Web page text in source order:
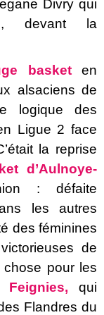
Divry qui
devant la
basketen
alsaciens de
logique des
Ligue 2 face
la reprise
d’Aulnoye-
: défaite
les autres
des féminines
victorieuses de
pour les
qui
Flandres du